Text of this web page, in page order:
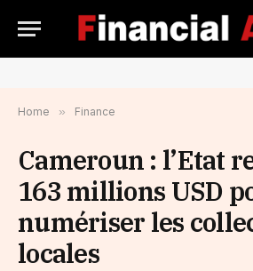
Home » Finance
Cameroun : l’Etat
163 millions USD
numériser les
locales